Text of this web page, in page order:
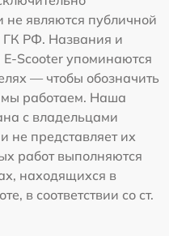
не являются публичной
ГК РФ. Названия и
Scooter упоминаются
— чтобы обозначить
мы работаем. Наша
с владельцами
не представляет их
работ выполняются
находящихся в
в соответствии со ст.